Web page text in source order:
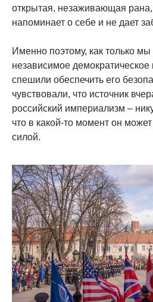
открытая, незаживающая
напоминает о себе и не дает
Именно поэтому, как только
независимое демократическое
спешили обеспечить его
чувствовали, что источник
российский империализм –
что в какой-то момент он
силой.